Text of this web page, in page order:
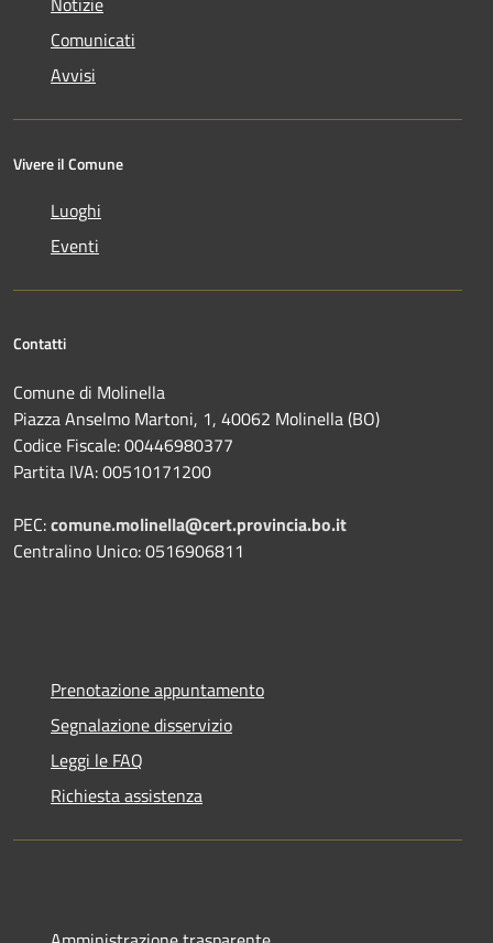
Comunicati
Avvisi
Vivere il Comune
Luoghi
Eventi
Contatti
Comune di Molinella
Piazza Anselmo Martoni, 1, 40062 Molinella (BO)
Codice Fiscale: 00446980377
Partita IVA: 00510171200
PEC:comune.molinella@cert.provincia.bo.it
Centralino Unico: 0516906811
Prenotazione appuntamento
Segnalazione disservizio
Leggi le FAQ
Richiesta assistenza